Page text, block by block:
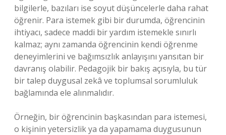
bilgilerle, bazıları ise soyut düşüncelerle daha rahat
öğrenir. Para istemek gibi bir durumda, öğrencinin
ihtiyacı, sadece maddi bir yardım istemekle sınırlı
kalmaz; aynı zamanda öğrencinin kendi öğrenme
deneyimlerini ve bağımsızlık anlayışını yansıtan bir
davranış olabilir. Pedagojik bir bakış açısıyla, bu tür
bir talep duygusal zekâ ve toplumsal sorumluluk
bağlamında ele alınmalıdır.
Örneğin, bir öğrencinin başkasından para istemesi,
o kişinin yetersizlik ya da yapamama duygusunun